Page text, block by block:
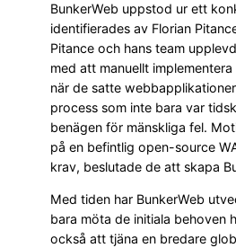
BunkerWeb uppstod ur ett
identifierades av Florian
Pitance och hans team
med att manuellt
när de satte
process som inte bara var
benägen för mänskliga fel.
på en befintlig open-source
krav, beslutade de att skapa
Med tiden har BunkerWeb
bara möta de initiala behoven
också att tjäna en bredare